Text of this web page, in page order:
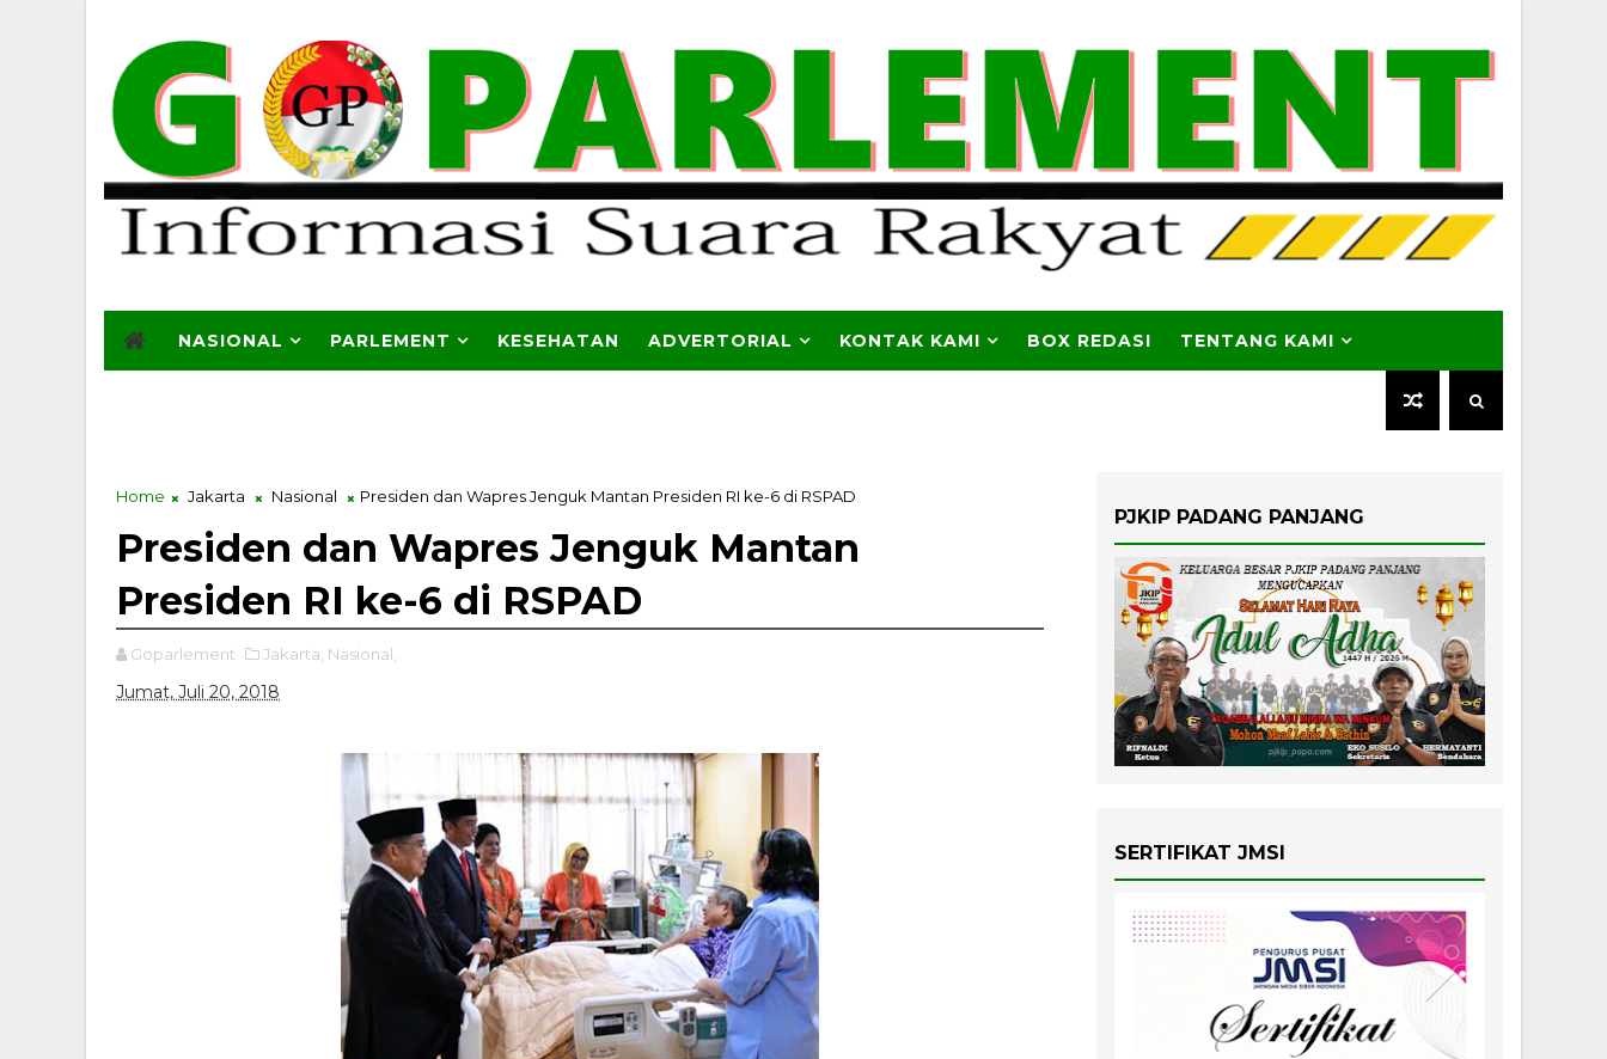
NASIONAL PARLEMENT KESEHATAN ADVERTORIAL KONTAK KAMI BOX REDASI TENTANG KAMI
Home Jakarta Nasional Presiden dan Wapres Jenguk Mantan Presiden RI ke-6 di RSPAD
Presiden dan Wapres Jenguk Mantan
Presiden RI ke-6 di RSPAD
Goparlement Jakarta, Nasional,
Jumat, Juli 20, 2018
PJKIP PADANG PANJANG
SERTIFIKAT JMSI